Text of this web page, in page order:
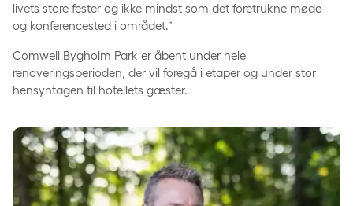
livets store fester og ikke mindst som det foretrukne møde-
og konferencested i området.”
Comwell Bygholm Park er åbent under hele
renoveringsperioden, der vil foregå i etaper og under stor
hensyntagen til hotellets gæster.
Nye tider kræver nye formater